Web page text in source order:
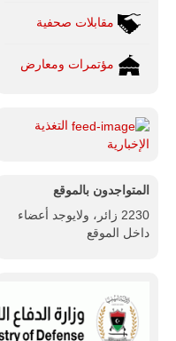
مقابلات صحفية
مؤتمرات ومعارض
التغذية
الإخبارية
المتواجدون بالموقع
2230 زائر، ولايوجد أعضاء
داخل الموقع